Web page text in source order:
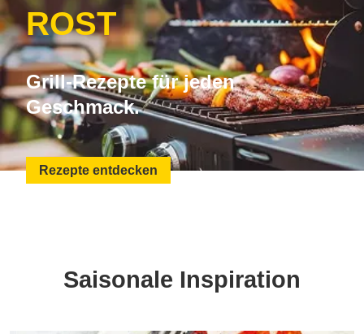
ROST
Grill-Rezepte für jeden
Geschmack.
Rezepte entdecken
Saisonale Inspiration